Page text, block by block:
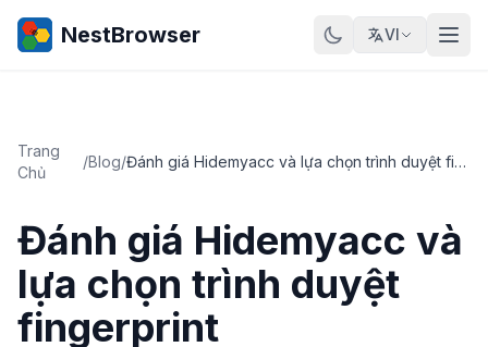
NestBrowser VI
Trang
Chủ
/Blog/ Đánh giá Hidemyacc và lựa chọn trình duyệt fingerprint
Đánh giá Hidemyacc và
lựa chọn trình duyệt
fingerprint